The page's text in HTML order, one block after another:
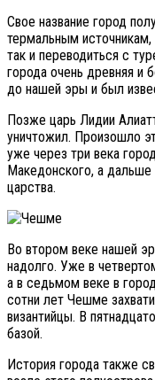
Свое название город
термальным
так и переводиться с
города очень древняя и
до нашей эры и был
Позже царь Лидии
уничтожил. Произошло
уже через три века
Македонского, а дальше
царства.
Во втором веке нашей
надолго. Уже в
а в седьмом веке в
сотни лет Чешме
византийцы. В
базой.
История города также